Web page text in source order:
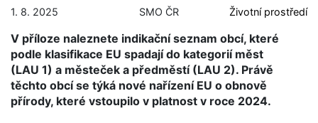
1. 8. 2025 SMO ČR Životní prostředí
V příloze naleznete indikační seznam obcí, které
podle klasifikace EU spadají do kategorií měst
(LAU 1) a městeček a předměstí (LAU 2). Právě
těchto obcí se týká nové nařízení EU o obnově
přírody, které vstoupilo v platnost v roce 2024.